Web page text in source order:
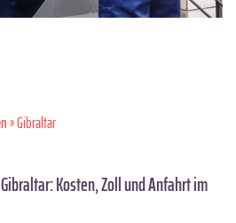
» Gibraltar
Kosten, Zoll und Anfahrt im